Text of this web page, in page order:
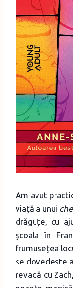
Am avut
viață a unui
drăguțe, cu
școala în
frumusețea
se dovedeste
revadă cu